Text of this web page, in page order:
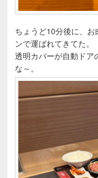
ちょうど10分後に、
ンで運ばれてきてた。
透明カバーが自動ドア
な～。